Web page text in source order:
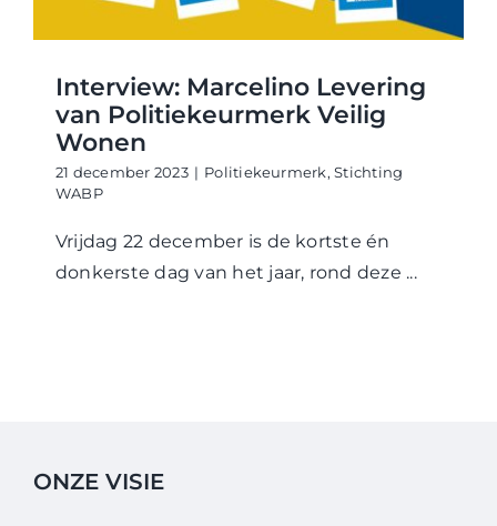
WABP Shop
Interview: Marcelino Levering
van Politiekeurmerk Veilig
Wonen
21 december 2023 | Politiekeurmerk,Stichting
WABP
Vrijdag 22 december is de kortste én
donkerste dag van het jaar, rond deze ...
ONZE VISIE